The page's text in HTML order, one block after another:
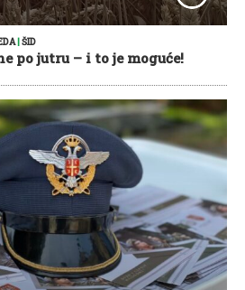
| ŠID
po jutru – i to je moguće!